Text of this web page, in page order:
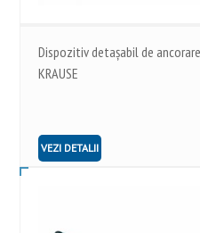
Dispozitiv detașabil de
KRAUSE
VEZI DETALII